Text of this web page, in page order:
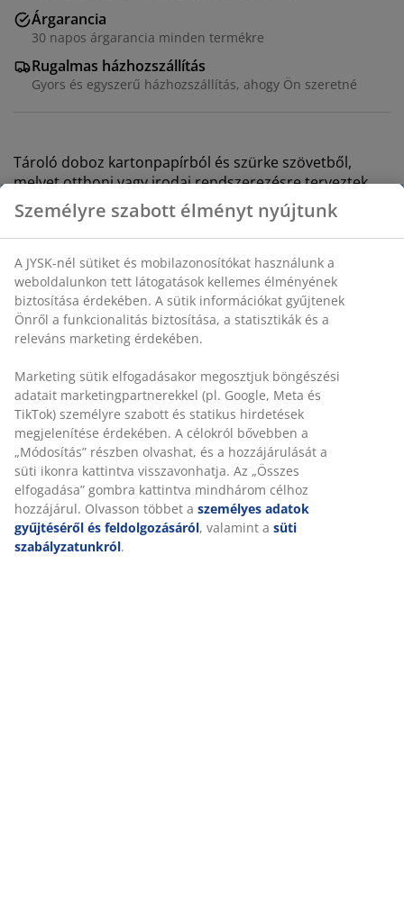
Árgarancia
30 napos árgarancia minden termékre
Rugalmas házhozszállítás
Gyors és egyszerű házhozszállítás, ahogy Ön szeretné
Tároló doboz kartonpapírból és szürke szövetből,
melyet otthoni vagy irodai rendszerezésre terveztek.
Kényelmes fogantyúval van ellátva, így könnyen
kihúzható egy polcról vagy szekrényből. SZ32 x H30 x
MA29 cm
SKU: 4911005
Részletes Adatok
Értékelések
(22)
Kiszállítás
Személyre szabott élményt nyújtunk
A JYSK-nél sütiket és mobilazonosítókat használunk a
weboldalunkon tett látogatások kellemes élményének
biztosítása érdekében. A sütik információkat gyűjtenek
Önről a funkcionalitás biztosítása, a statisztikák és a
releváns marketing érdekében.
Marketing sütik elfogadásakor megosztjuk böngészési
adatait marketingpartnerekkel (pl. Google, Meta és
TikTok) személyre szabott és statikus hirdetések
megjelenítése érdekében. A célokról bővebben a
„Módosítás” részben olvashat, és a hozzájárulását a
süti ikonra kattintva visszavonhatja. Az „Összes
elfogadása” gombra kattintva mindhárom célhoz
hozzájárul. Olvasson többet a személyes adatok
gyűjtéséről és feldolgozásáról, valamint a süti
szabályzatunkról.